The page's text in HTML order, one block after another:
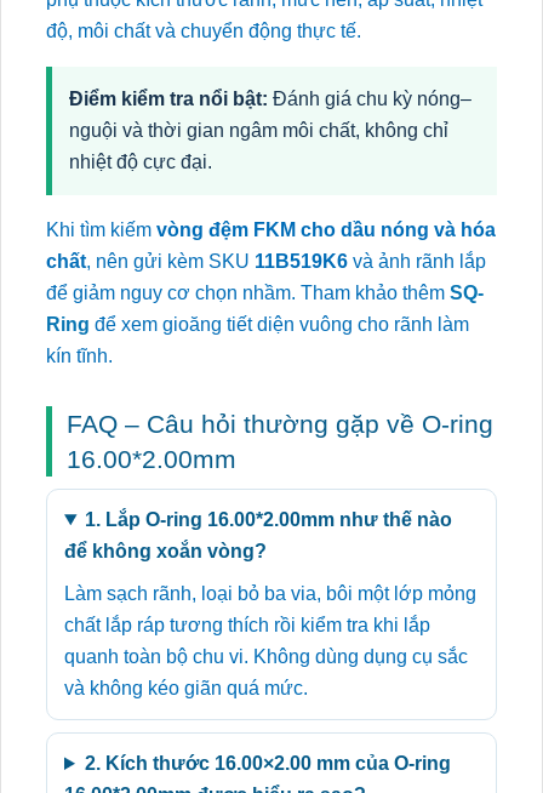
độ, môi chất và chuyển động thực tế.
Điểm kiểm tra nổi bật: Đánh giá chu kỳ nóng–
nguội và thời gian ngâm môi chất, không chỉ
nhiệt độ cực đại.
Khi tìm kiếm vòng đệm FKM cho dầu nóng và hóa
chất, nên gửi kèm SKU 11B519K6 và ảnh rãnh lắp
để giảm nguy cơ chọn nhầm. Tham khảo thêm SQ-
Ring để xem gioăng tiết diện vuông cho rãnh làm
kín tĩnh.
FAQ – Câu hỏi thường gặp về O-ring
16.00*2.00mm
1. Lắp O-ring 16.00*2.00mm như thế nào
để không xoắn vòng?
Làm sạch rãnh, loại bỏ ba via, bôi một lớp mỏng
chất lắp ráp tương thích rồi kiểm tra khi lắp
quanh toàn bộ chu vi. Không dùng dụng cụ sắc
và không kéo giãn quá mức.
2. Kích thước 16.00×2.00 mm của O-ring